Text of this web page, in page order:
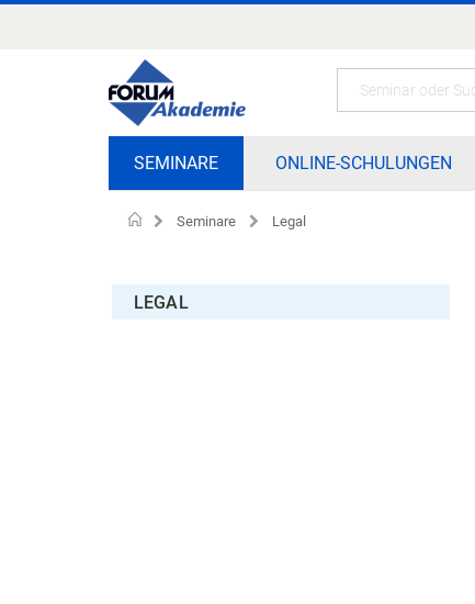
springen
SEMINARE ONLINE-SCHULUNGEN
Seminare Legal
LEGAL